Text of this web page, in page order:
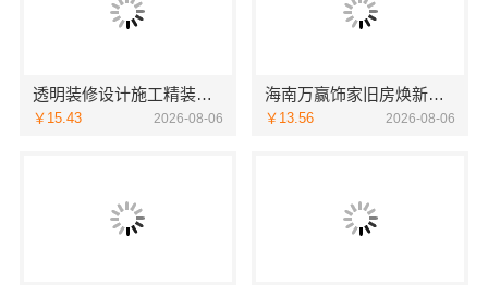
透明装修设计施工精装浙江臻美，口碑保障
￥15.43 2026-08-06
海南万赢饰家旧房焕新家庭装修吊顶造型
￥13.56 2026-08-06